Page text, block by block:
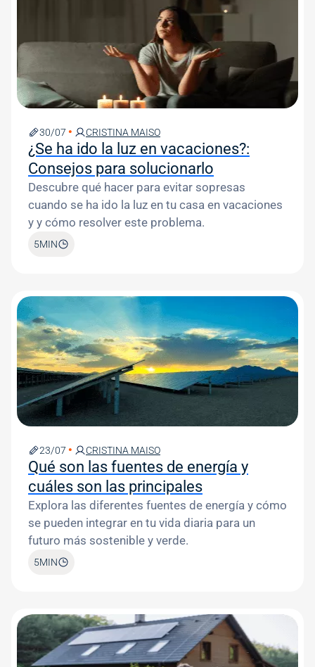
30/07 CRISTINA MAISO
¿Se ha ido la luz en vacaciones?:
Consejos para solucionarlo
Descubre qué hacer para evitar sopresas
cuando se ha ido la luz en tu casa en vacaciones
y y cómo resolver este problema.
5MIN
Image
23/07 CRISTINA MAISO
Qué son las fuentes de energía y
cuáles son las principales
Explora las diferentes fuentes de energía y cómo
se pueden integrar en tu vida diaria para un
futuro más sostenible y verde.
5MIN
Image